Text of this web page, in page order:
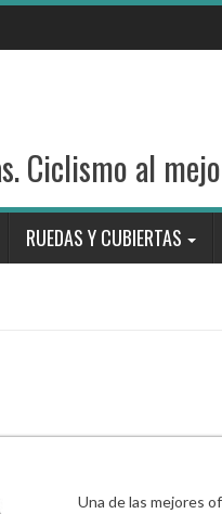
Ciclismo al
RUEDAS Y CUBIERTAS
Una de las mejores